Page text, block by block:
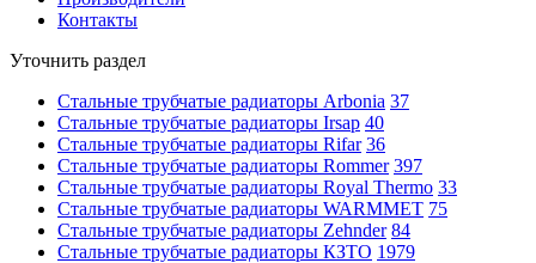
Контакты
Уточнить раздел
Стальные трубчатые радиаторы Arbonia 37
Стальные трубчатые радиаторы Irsap 40
Стальные трубчатые радиаторы Rifar 36
Стальные трубчатые радиаторы Rommer 397
Стальные трубчатые радиаторы Royal Thermo 33
Стальные трубчатые радиаторы WARMMET 75
Стальные трубчатые радиаторы Zehnder 84
Стальные трубчатые радиаторы КЗТО 1979